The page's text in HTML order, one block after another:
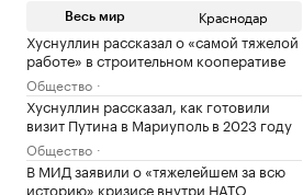
Весь мир Краснодар
Хуснуллин рассказал о «самой тяжелой
работе» в строительном кооперативе
Общество
Хуснуллин рассказал, как готовили
визит Путина в Мариуполь в 2023 году
Общество
В МИД заявили о «тяжелейшем за всю
историю» кризисе внутри НАТО